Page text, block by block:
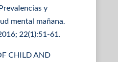
y
mental mañana.
22(1):51-61.
CHILD AND